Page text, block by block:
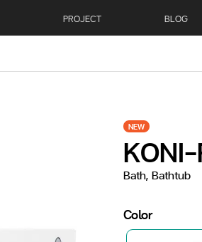
PROJECT BLOG
NEW
Bath, Bathtub
Color